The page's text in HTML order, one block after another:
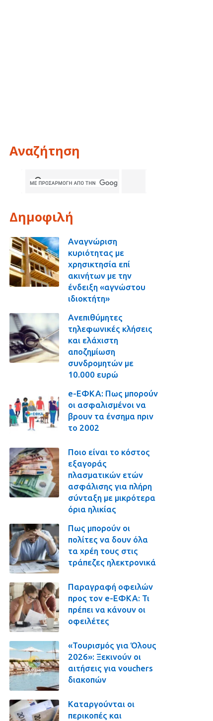
Αναζήτηση
Δημοφιλή
Αναγνώριση
κυριότητας με
χρησικτησία επί
ακινήτων με την
ένδειξη «αγνώστου
ιδιοκτήτη»
Ανεπιθύμητες
τηλεφωνικές κλήσεις
και ελάχιστη
αποζημίωση
συνδρομητών με
10.000 ευρώ
e-ΕΦΚΑ: Πως μπορούν
οι ασφαλισμένοι να
βρουν τα ένσημα πριν
το 2002
Ποιο είναι το κόστος
εξαγοράς
πλασματικών ετών
ασφάλισης για πλήρη
σύνταξη με μικρότερα
όρια ηλικίας
Πως μπορούν οι
πολίτες να δουν όλα
τα χρέη τους στις
τράπεζες ηλεκτρονικά
Παραγραφή οφειλών
προς τον e-ΕΦΚΑ: Τι
πρέπει να κάνουν οι
οφειλέτες
«Τουρισμός για Όλους
2026»: Ξεκινούν οι
αιτήσεις για vouchers
διακοπών
Καταργούνται οι
περικοπές και